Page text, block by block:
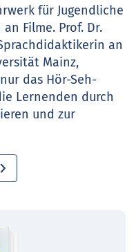
für Jugendliche
Filme. Prof. Dr.
an
Mainz,
das Hör-Seh-
Lernenden durch
und zur